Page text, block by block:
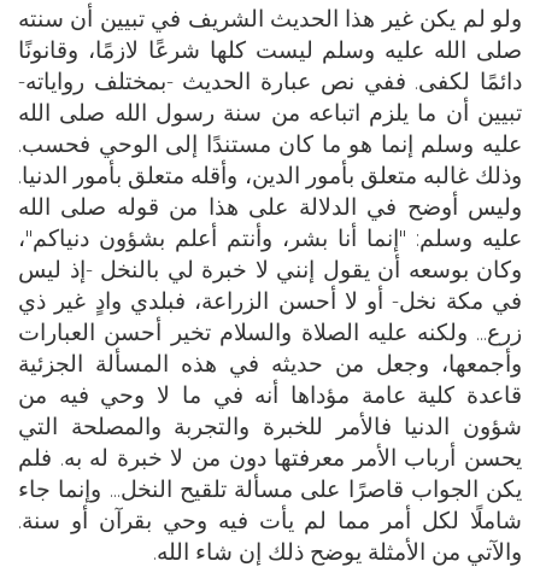
ولو لم يكن غير هذا الحديث الشريف في تبيين أن سنته
صلى الله عليه وسلم ليست كلها شرعًا لازمًا، وقانونًا
دائمًا لكفى. ففي نص عبارة الحديث -بمختلف رواياته-
تبيين أن ما يلزم اتباعه من سنة رسول الله صلى الله
عليه وسلم إنما هو ما كان مستندًا إلى الوحي فحسب.
وذلك غالبه متعلق بأمور الدين، وأقله متعلق بأمور الدنيا.
وليس أوضح في الدلالة على هذا من قوله صلى الله
عليه وسلم: "إنما أنا بشر، وأنتم أعلم بشؤون دنياكم"،
وكان بوسعه أن يقول إنني لا خبرة لي بالنخل -إذ ليس
في مكة نخل- أو لا أحسن الزراعة، فبلدي وادٍ غير ذي
زرع... ولكنه عليه الصلاة والسلام تخير أحسن العبارات
وأجمعها، وجعل من حديثه في هذه المسألة الجزئية
قاعدة كلية عامة مؤداها أنه في ما لا وحي فيه من
شؤون الدنيا فالأمر للخبرة والتجربة والمصلحة التي
يحسن أرباب الأمر معرفتها دون من لا خبرة له به. فلم
يكن الجواب قاصرًا على مسألة تلقيح النخل... وإنما جاء
شاملًا لكل أمر مما لم يأت فيه وحي بقرآن أو سنة.
والآتي من الأمثلة يوضح ذلك إن شاء الله.